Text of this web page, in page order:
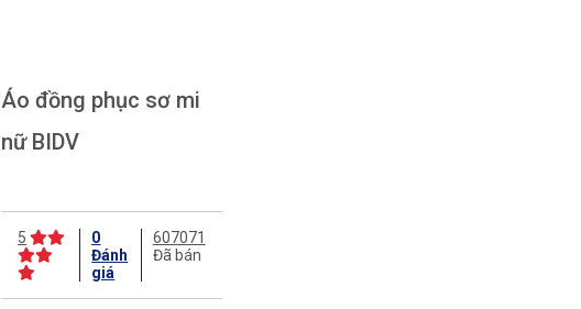
Áo đồng phục sơ mi
nữ BIDV
5
0
Đánh
giá
607071
Đã bán